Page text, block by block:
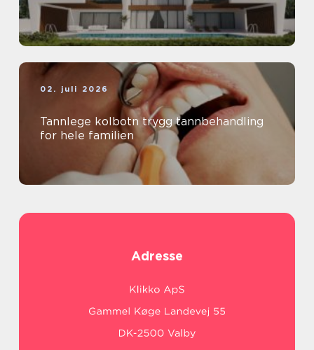
02. juli 2026
Tannlege kolbotn trygg tannbehandling
for hele familien
Adresse